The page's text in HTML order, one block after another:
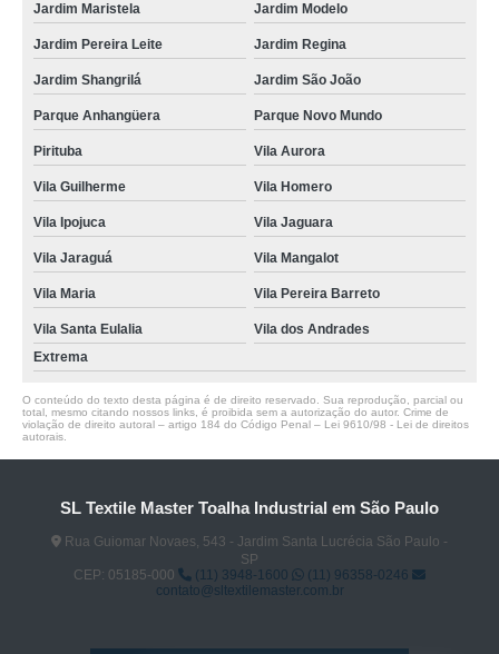
Jardim Maristela Jardim Modelo
Jardim Pereira Leite Jardim Regina
Jardim Shangrilá Jardim São João
Parque Anhangüera Parque Novo Mundo
Pirituba Vila Aurora
Vila Guilherme Vila Homero
Vila Ipojuca Vila Jaguara
Vila Jaraguá Vila Mangalot
Vila Maria Vila Pereira Barreto
Vila Santa Eulalia
Vila dos Andrades
Extrema
O conteúdo do texto desta página é de direito reservado. Sua reprodução, parcial ou
total, mesmo citando nossos links, é proibida sem a autorização do autor. Crime de
violação de direito autoral – artigo 184 do Código Penal – Lei 9610/98 - Lei de direitos
autorais
SL Textile Master Toalha Industrial em São Paulo
Rua Guiomar Novaes, 543 - Jardim Santa Lucrécia São Paulo -
SP
CEP: 05185-000
(11) 3948-1600
(11) 96358-0246
contato@sltextilemaster.com.br